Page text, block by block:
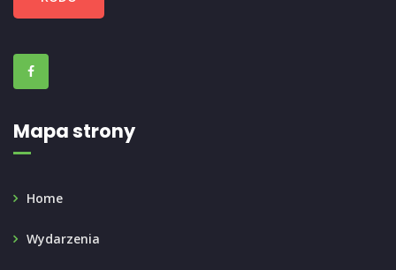
Mapa strony
Home
Wydarzenia